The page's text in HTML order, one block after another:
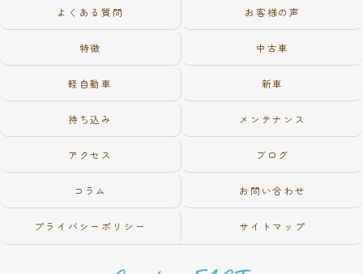
よくある質問 お客様の声
特徴 中古車
軽自動車 新車
持ち込み メンテナンス
アクセス ブログ
コラム お問い合わせ
プライバシーポリシー サイトマップ